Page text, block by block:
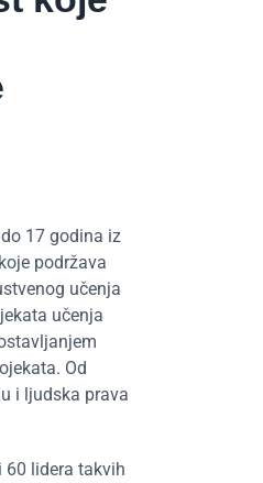
17 godina iz
podržava
učenja
učenja
Od
i ljudska prava
60 lidera takvih